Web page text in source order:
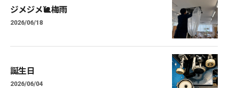
ジメジメ🐌梅雨
2026/06/18
誕生日
2026/06/04